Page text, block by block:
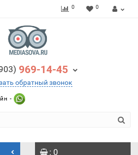
0 0
969-14-45
обратный звонок
-
: 0